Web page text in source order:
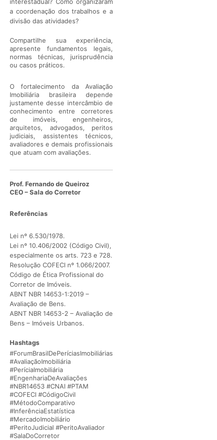
a coordenação dos trabalhos e a
divisão das atividades?
Compartilhe sua experiência,
apresente fundamentos legais,
normas técnicas, jurisprudência
ou casos práticos.
O fortalecimento da Avaliação
Imobiliária brasileira depende
justamente desse intercâmbio de
conhecimento entre corretores
de imóveis, engenheiros,
arquitetos, advogados, peritos
judiciais, assistentes técnicos,
avaliadores e demais profissionais
que atuam com avaliações.
Prof. Fernando de Queiroz
CEO – Sala do Corretor
Referências
Lei nº 6.530/1978.
Lei nº 10.406/2002 (Código Civil),
especialmente os arts. 723 e 728.
Resolução COFECI nº 1.066/2007.
Código de Ética Profissional do
Corretor de Imóveis.
ABNT NBR 14653-1:2019 –
Avaliação de Bens.
ABNT NBR 14653-2 – Avaliação de
Bens – Imóveis Urbanos.
Hashtags
#ForumBrasilDePeríciasImobiliárias
#AvaliaçãoImobiliária
#PeríciaImobiliária
#EngenhariaDeAvaliações
#NBR14653 #CNAI #PTAM
#COFECI #CódigoCivil
#MétodoComparativo
#InferênciaEstatística
#MercadoImobiliário
#PeritoJudicial #PeritoAvaliador
#SalaDoCorretor